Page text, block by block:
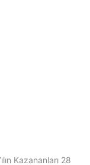
Kazananları 28